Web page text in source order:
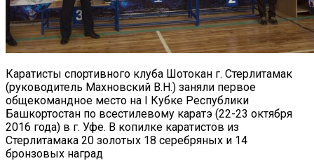
Каратисты спортивного клуба Шотокан г. Стерлитамак
(руководитель Махновский В.Н.) заняли первое
общекомандное место на I Кубке Республики
Башкортостан по всестилевому каратэ (22-23 октября
2016 года) в г. Уфе. В копилке каратистов из
Стерлитамака 20 золотых 18 серебряных и 14
бронзовых наград